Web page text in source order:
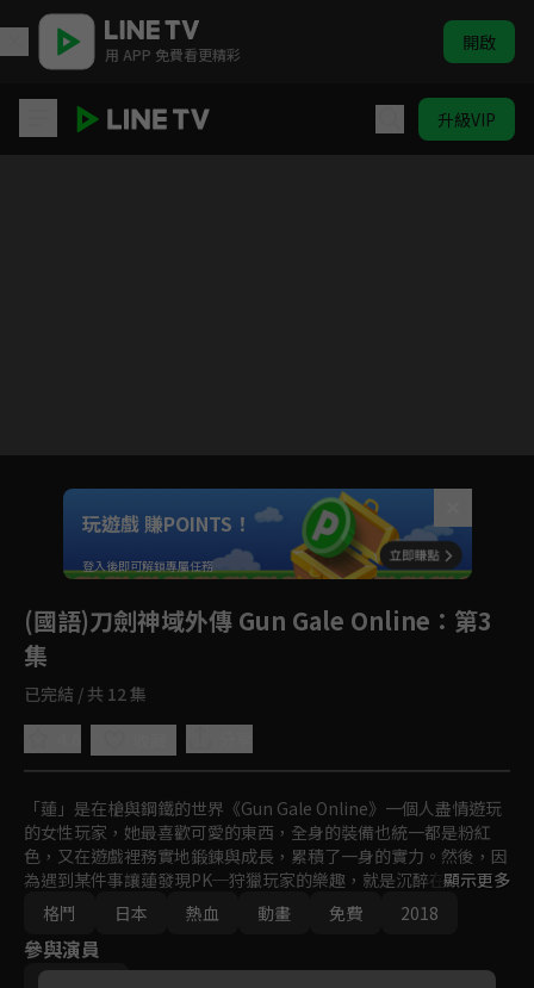
用 APP 免費看更精彩 開啟
升級VIP
Unmute
如有不便請見諒
玩遊戲 賺POINTS！
登入後即可解鎖專屬任務
(國語)刀劍神域外傳 Gun Gale Online ：第3
集
已完結 / 共 12 集
「蓮」是在槍與鋼鐵的世界《Gun Gale Online》一個人盡情遊玩
的女性玩家，她最喜歡可愛的東西，全身的裝備也統一都是粉紅
色，又在遊戲裡務實地鍛鍊與成長，累積了一身的實力。然後，因
為遇到某件事讓蓮發現PK─狩獵玩家的樂趣，就是沉醉在PK當
中，最後終於被別人稱為「粉紅色的惡魔」。
如此的蓮，遇到了漂亮又神祕的玩家「Pitohui」，兩人意氣相
投，她在Pitohui的建議下，參加了組隊混戰的活動「特攻強
顯示更多
格鬥
日本 熱血 動畫 免費 2018
參與演員